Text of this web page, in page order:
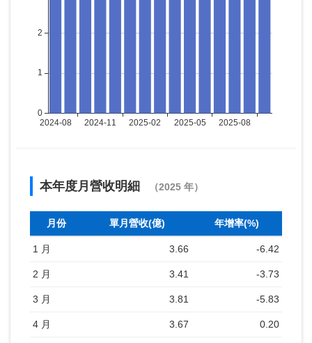
本年度月營收明細 （2025 年）
月份 單月營收(億) 年增率(%)
1 月 3.66 -6.42
2 月 3.41 -3.73
3 月 3.81 -5.83
4 月 3.67 0.20